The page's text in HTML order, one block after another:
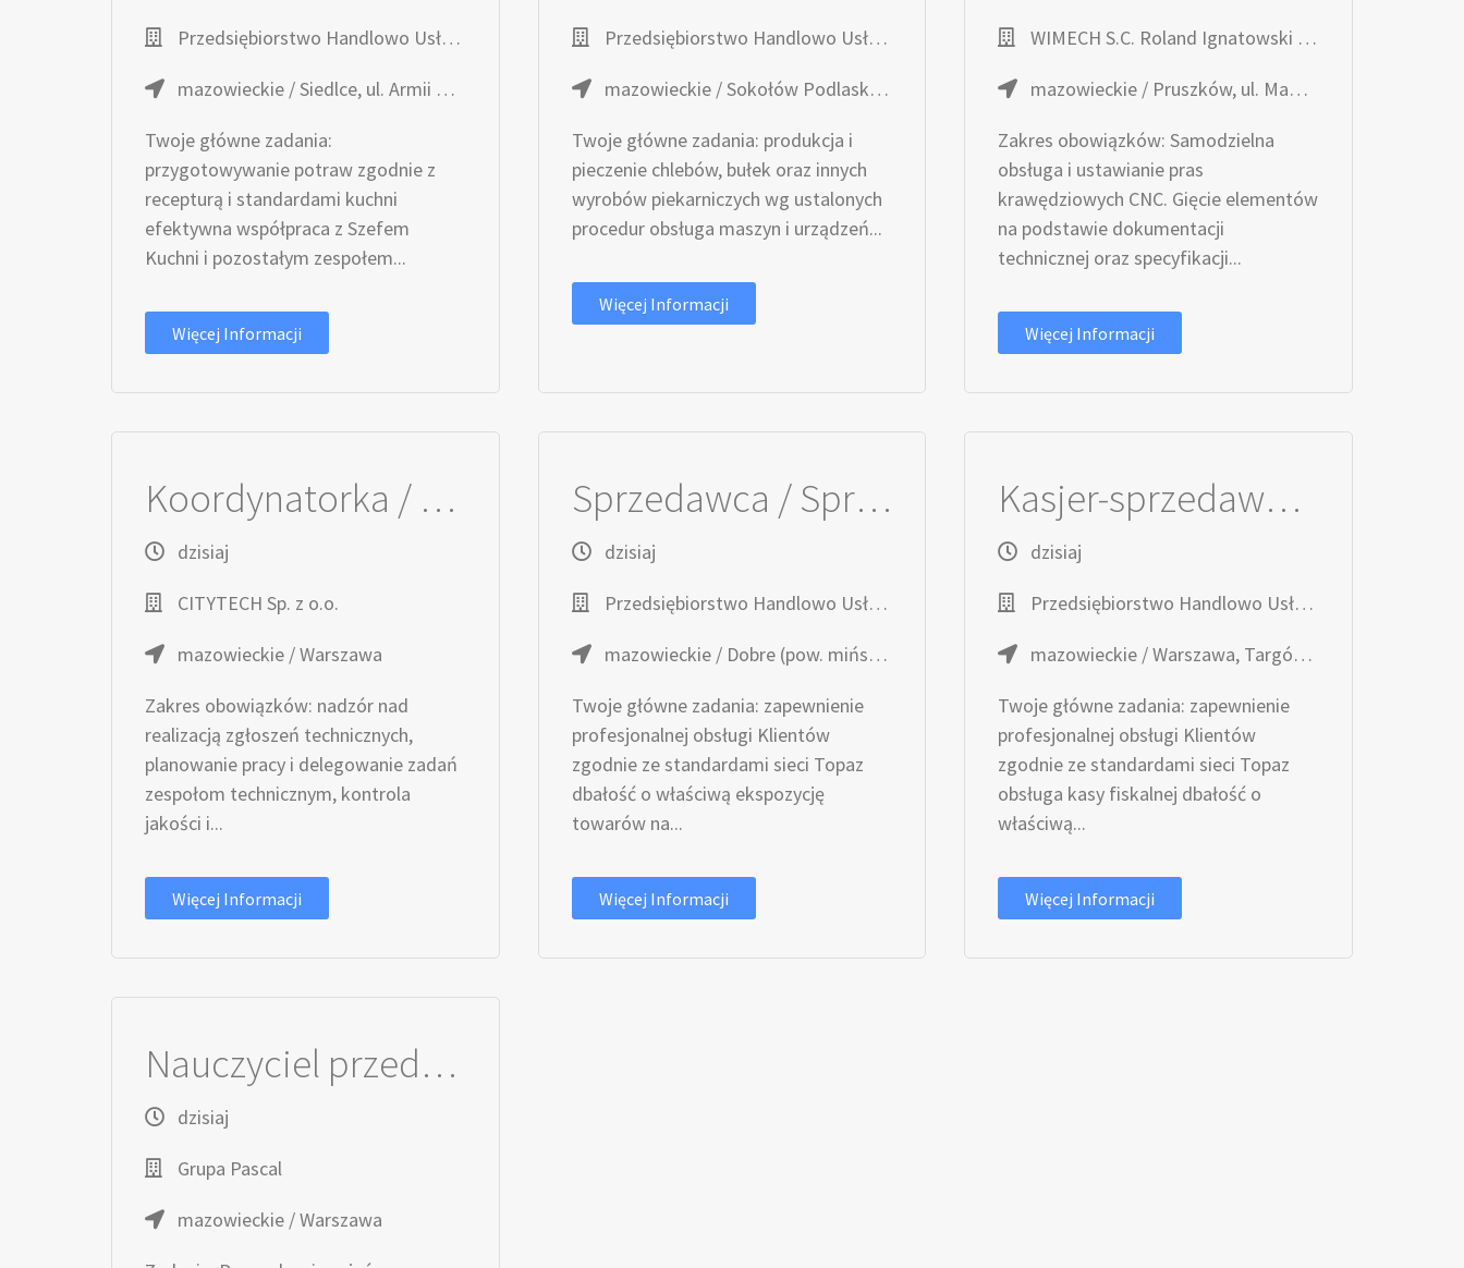
Przedsiębiorstwo Handlowo Usługowe TOPAZ
mazowieckie / Siedlce, ul. Armii Krajowej 5
Twoje główne zadania:
przygotowywanie potraw zgodnie z
recepturą i standardami kuchni
efektywna współpraca z Szefem
Kuchni i pozostałym zespołem...
Więcej Informacji
Przedsiębiorstwo Handlowo Usługowe TOPAZ
mazowieckie / Sokołów Podlaski, ul. Ząbkowska 15
Twoje główne zadania: produkcja i
pieczenie chlebów, bułek oraz innych
wyrobów piekarniczych wg ustalonych
procedur obsługa maszyn i urządzeń...
Więcej Informacji
WIMECH S.C. Roland Ignatowski Anna Ignatowska
mazowieckie / Pruszków, ul. Magazynowa 3
Zakres obowiązków: Samodzielna
obsługa i ustawianie pras
krawędziowych CNC. Gięcie elementów
na podstawie dokumentacji
technicznej oraz specyfikacji...
Więcej Informacji
Koordynatorka / Koordynator Serwisu Technicznego
dzisiaj
CITYTECH Sp. z o.o.
mazowieckie / Warszawa
Zakres obowiązków: nadzór nad
realizacją zgłoszeń technicznych,
planowanie pracy i delegowanie zadań
zespołom technicznym, kontrola
jakości i...
Więcej Informacji
Sprzedawca / Sprzedawczyni działu mięsno-wędliniarskiego
dzisiaj
Przedsiębiorstwo Handlowo Usługowe TOPAZ
mazowieckie / Dobre (pow. miński, gm. Dobre), ul. Skrzyneckiego 5P
Twoje główne zadania: zapewnienie
profesjonalnej obsługi Klientów
zgodnie ze standardami sieci Topaz
dbałość o właściwą ekspozycję
towarów na...
Więcej Informacji
Kasjer-sprzedawca / Kasjerka-sprzedawczyni
dzisiaj
Przedsiębiorstwo Handlowo Usługowe TOPAZ
mazowieckie / Warszawa, Targówek, ul. Łojewska 3
Twoje główne zadania: zapewnienie
profesjonalnej obsługi Klientów
zgodnie ze standardami sieci Topaz
obsługa kasy fiskalnej dbałość o
właściwą...
Więcej Informacji
Nauczyciel przedmiotu zawodowego - Technik Sterylizacji medycznej (K/M)
dzisiaj
Grupa Pascal
mazowieckie / Warszawa